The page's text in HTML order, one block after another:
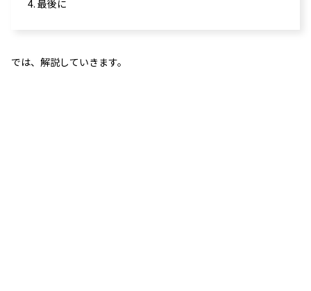
4. 最後に
では、解説していきます。